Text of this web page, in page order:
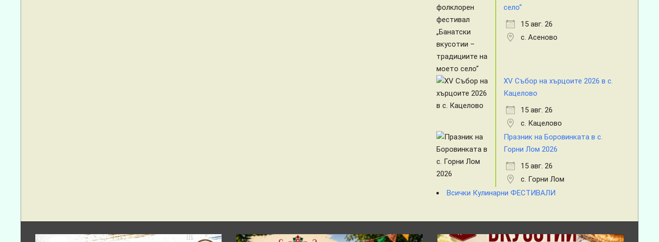
село“
15 авг. 26
с. Асеново
XV Събор на хърцоите 2026 в с.
Кацелово
15 авг. 26
с. Кацелово
Празник на Боровинката в с.
Горни Лом 2026
15 авг. 26
с. Горни Лом
Всички Кулинарни ФЕСТИВАЛИ